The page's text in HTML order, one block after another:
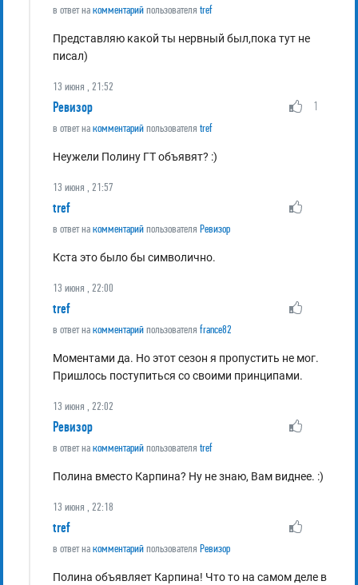
в ответ накомментарий пользователяtref
Представляю какой ты нервный был,пока тут не
писал)
13 июня , 21:52
Ревизор 1
в ответ накомментарий пользователяtref
Неужели Полину ГТ объявят? :)
13 июня , 21:57
tref
в ответ накомментарий пользователяРевизор
Кста это было бы символично.
13 июня , 22:00
tref
в ответ накомментарий пользователяfrance82
Моментами да. Но этот сезон я пропустить не мог.
Пришлось поступиться со своими принципами.
13 июня , 22:02
Ревизор
в ответ накомментарий пользователяtref
Полина вместо Карпина? Ну не знаю, Вам виднее. :)
13 июня , 22:18
tref
в ответ накомментарий пользователяРевизор
Полина объявляет Карпина! Что то на самом деле в